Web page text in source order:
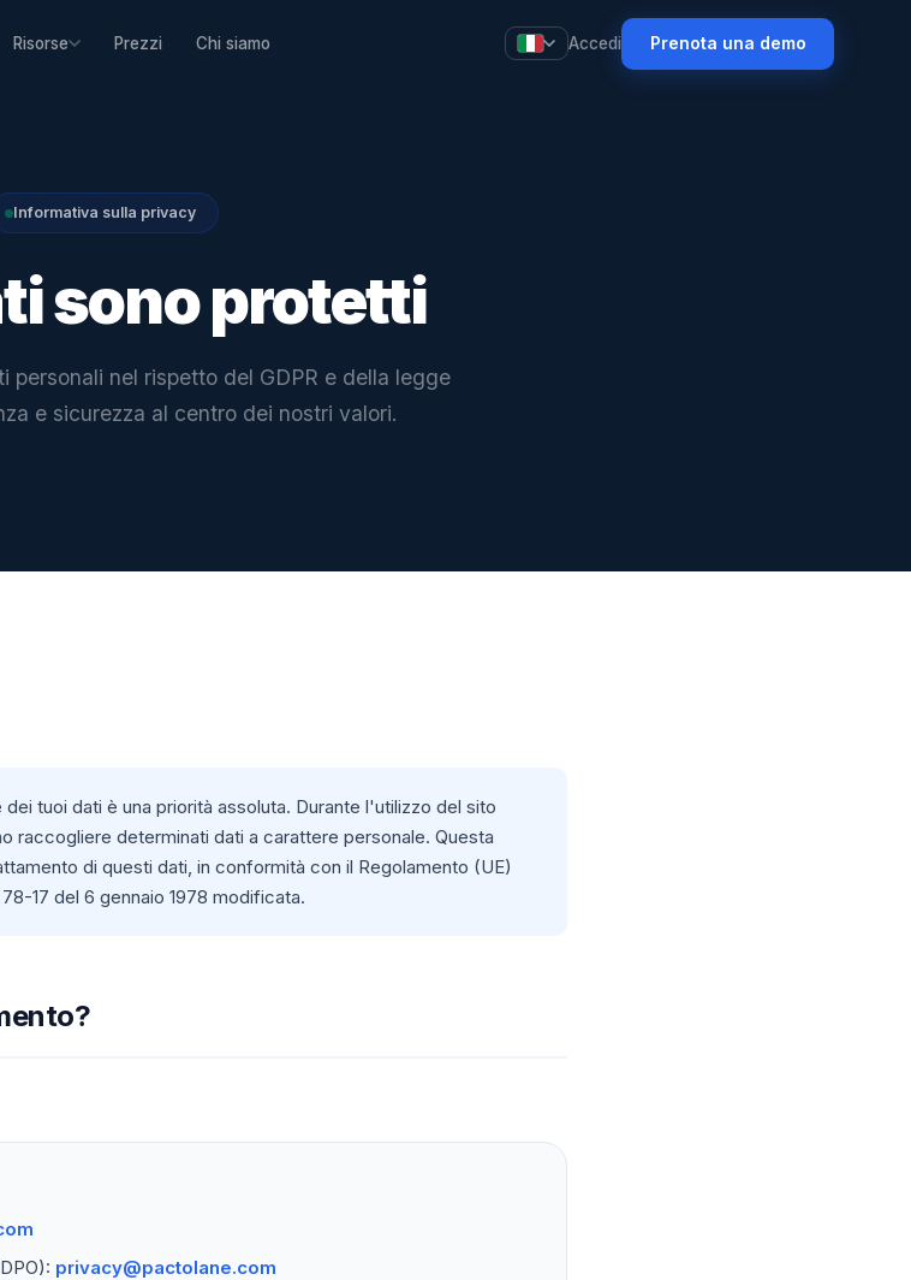
Risorse Prezzi Chi siamo Accedi Prenota una demo
Informativa sulla privacy
sono protetti
personali nel rispetto del GDPR e della legge
e sicurezza al centro dei nostri valori.
tuoi dati è una priorità assoluta. Durante l'utilizzo del sito
raccogliere determinati dati a carattere personale. Questa
di questi dati, in conformità con il Regolamento (UE)
17 del 6 gennaio 1978 modificata.
privacy@pactolane.com